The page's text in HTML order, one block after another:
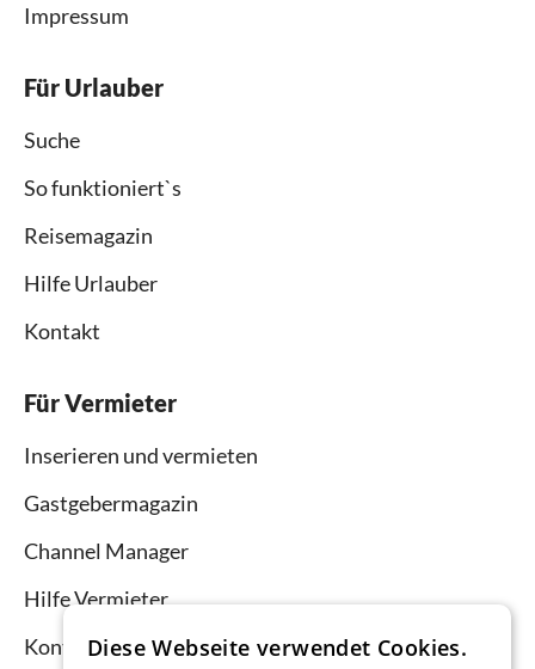
Impressum
Für Urlauber
Suche
So funktioniert`s
Reisemagazin
Hilfe Urlauber
Kontakt
Für Vermieter
Inserieren und vermieten
Gastgebermagazin
Channel Manager
Hilfe Vermieter
KontaktDiese Webseite verwendet Cookies.